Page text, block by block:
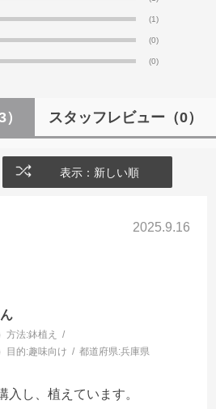
(1)
(0)
(0)
） スタッフレビュー （0）
表示：新しい順
2025.9.16
方法:鉢植え
目的:趣味向け 都道府県:兵庫県
入し、植えています。